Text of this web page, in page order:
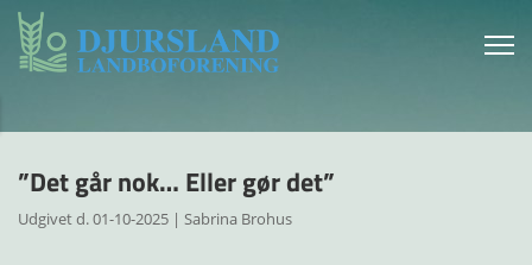
”Det går nok… Eller gør det”
Udgivet d. 01-10-2025 | Sabrina Brohus